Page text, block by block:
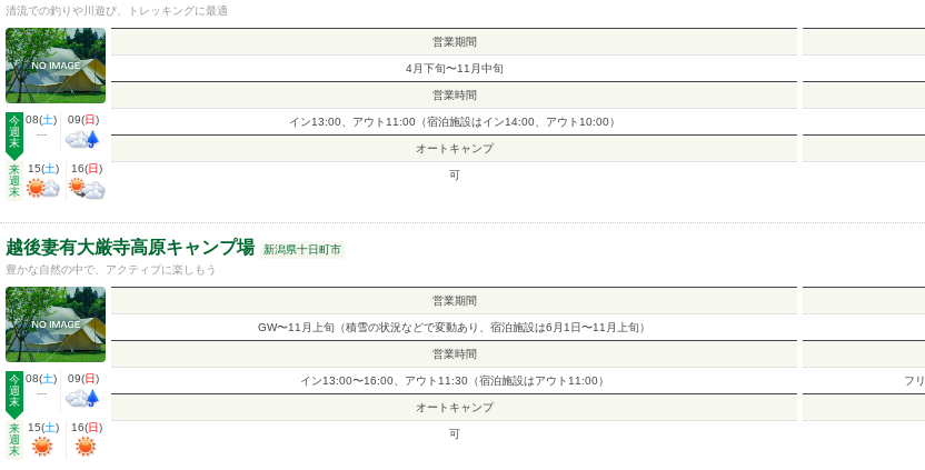
清流での釣りや川遊び、トレッキングに最適
今
週
末
08(土)
---
09(日)
来
週
末
15(土) 16(日)
営業期間
4月下旬〜11月中旬
営業時間
イン13:00、アウト11:00（宿泊施設はイン14:00、アウト10:00）
オートキャンプ
可
越後妻有大厳寺高原キャンプ場
新潟県十日町市
豊かな自然の中で、アクティブに楽しもう
今
週
末
08(土)
---
09(日)
来
週
末
15(土) 16(日)
営業期間
GW〜11月上旬（積雪の状況などで変動あり、宿泊施設は6月1日〜11月上旬）
営業時間
イン13:00〜16:00、アウト11:30（宿泊施設はアウト11:00） フ
オートキャンプ
可